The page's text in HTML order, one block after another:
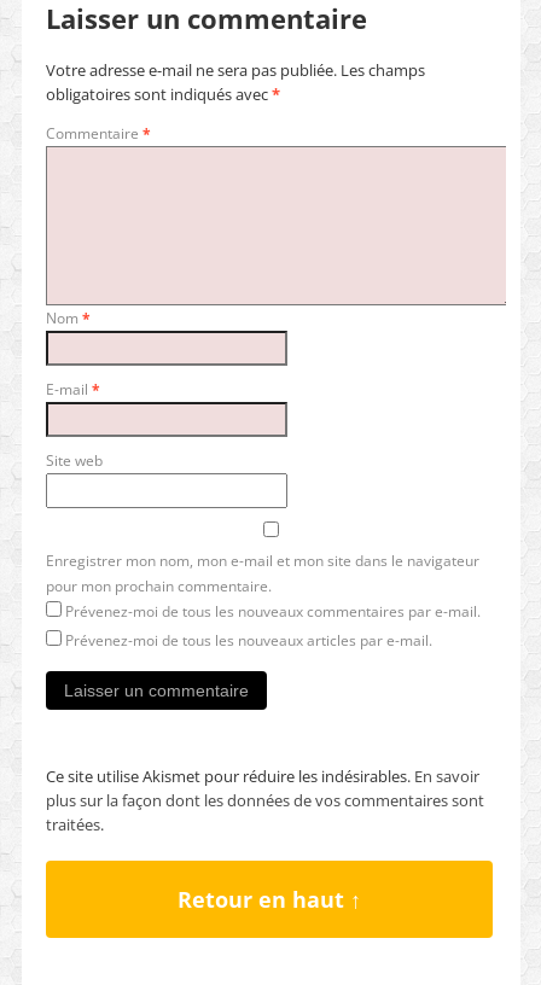
Laisser un commentaire
Votre adresse e-mail ne sera pas publiée. Les champs
obligatoires sont indiqués avec*
Commentaire *
Nom *
E-mail *
Site web
Enregistrer mon nom, mon e-mail et mon site dans le navigateur
pour mon prochain commentaire.
Prévenez-moi de tous les nouveaux commentaires par e-mail.
Prévenez-moi de tous les nouveaux articles par e-mail.
Ce site utilise Akismet pour réduire les indésirables. En savoir
plus sur la façon dont les données de vos commentaires sont
traitées.
Retour en haut ↑